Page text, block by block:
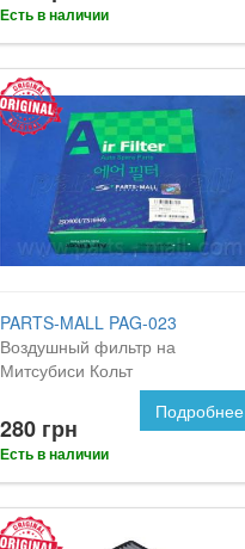
Есть в наличии
PARTS-MALL PAG-023
Воздушный фильтр на
Митсубиси Кольт
280 грн
Есть в наличии
Подробнее